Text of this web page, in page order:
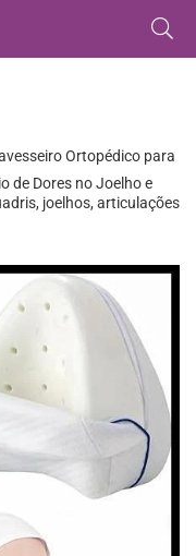
Ortopédico para
de Dores no Joelho e
joelhos, articulações